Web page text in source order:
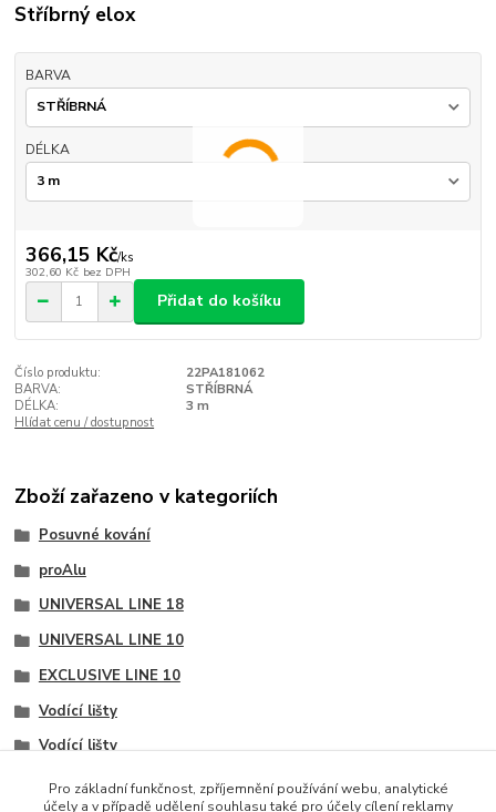
Stříbrný elox
BARVA
DÉLKA
366,15 Kč/ks
302,60 Kč bez DPH
Přidat do košíku
Číslo produktu:
22PA181062
BARVA:
STŘÍBRNÁ
DÉLKA:
3 m
Hlídat cenu / dostupnost
Zboží zařazeno v kategoriích
Posuvné kování
proAlu
UNIVERSAL LINE 18
UNIVERSAL LINE 10
EXCLUSIVE LINE 10
Vodící lišty
Vodící lišty
Vodící lišty
Pro základní funkčnost, zpříjemnění používání webu, analytické
účely a v případě udělení souhlasu také pro účely cílení reklamy